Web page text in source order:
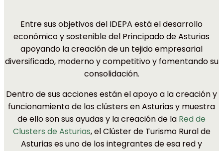
Entre sus objetivos del IDEPA está el desarrollo
económico y sostenible del Principado de Asturias
apoyando la creación de un tejido empresarial
diversificado, moderno y competitivo y fomentando su
consolidación.
Dentro de sus acciones están el apoyo a la creación y
funcionamiento de los clústers en Asturias y muestra
de ello son sus ayudas y la creación de la Red de
Clusters de Asturias, el Clúster de Turismo Rural de
Asturias es uno de los integrantes de esa red y